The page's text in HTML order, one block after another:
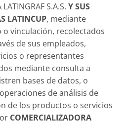
S.A.S. Y SUS
LATINCUP, mediante
vinculación, recolectados
de sus empleados,
o representantes
mediante consulta a
bases de datos, o
de análisis de
de los productos o servicios
COMERCIALIZADORA